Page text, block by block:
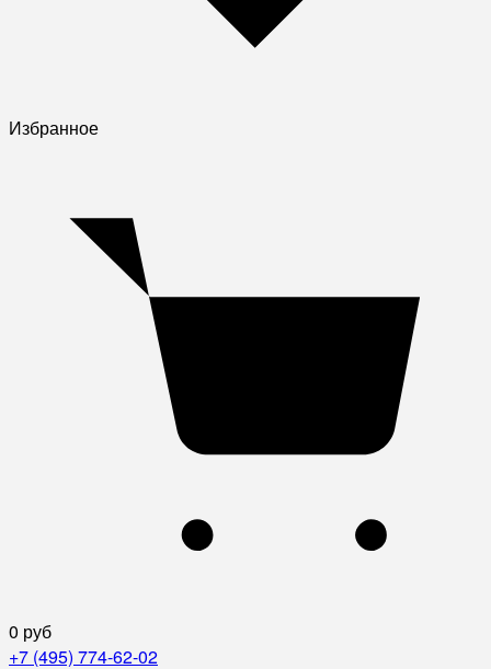
Избранное
0 руб
+7 (495) 774-62-02